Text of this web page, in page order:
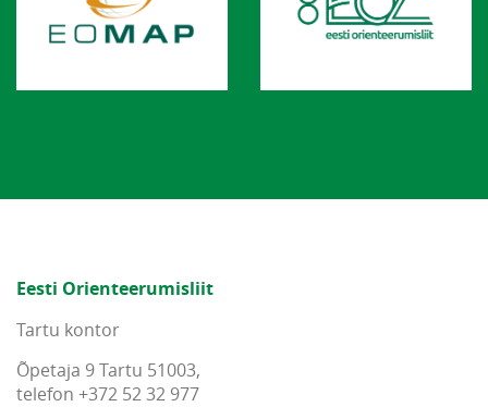
Eesti Orienteerumisliit
Tartu kontor
Õpetaja 9 Tartu 51003,
telefon +372 52 32 977